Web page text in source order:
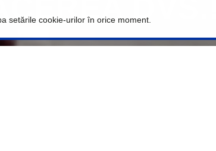
setările cookie-urilor în orice moment.